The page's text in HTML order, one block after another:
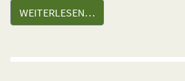
WEITERLESEN…